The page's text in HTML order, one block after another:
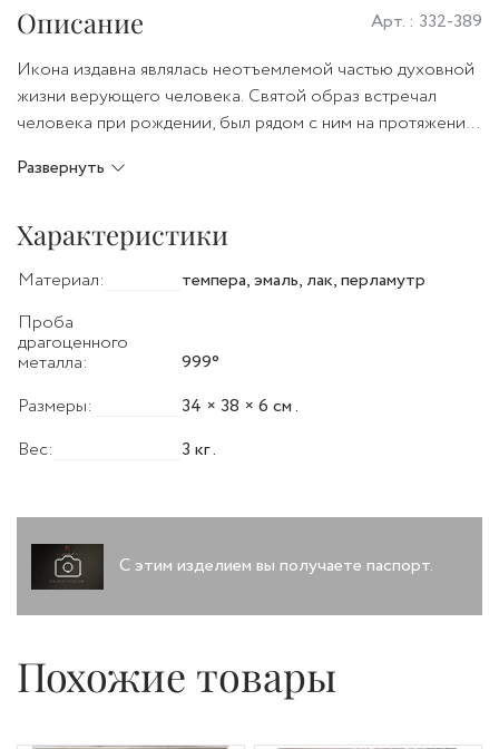
Описание Арт. : 332-389
Икона издавна являлась неотъемлемой частью духовной
жизни верующего человека. Святой образ встречал
человека при рождении, был рядом с ним на протяжении
приносят в дом спокойствие, объединяют семью,
Символ христианской веры, эксклюзивная икона будет
красивым и ценным подарком для христианина к
рождению, именинам, крестинам, Пасхе, на Венчание,
Юбилей, общий или личный праздник.
Развернуть
Характеристики
Материал:
темпера, эмаль, лак, перламутр
Проба
драгоценного
металла:
999°
Размеры:
34 × 38 × 6 см .
Вес:
3 кг .
С этим изделием вы получаете паспорт.
Похожие товары